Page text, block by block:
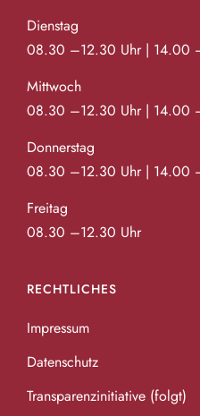
Dienstag
08.30 –12.30 Uhr | 14.00
Mittwoch
08.30 –12.30 Uhr | 14.00
Donnerstag
08.30 –12.30 Uhr | 14.00
Freitag
08.30 –12.30 Uhr
RECHTLICHES
Impressum
Datenschutz
Transparenzinitiative (folgt)